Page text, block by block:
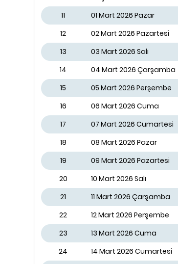
11
01 Mart 2026 Pazar
12
02 Mart 2026 Pazartesi
13
03 Mart 2026 Salı
14
04 Mart 2026 Çarşamba
15
05 Mart 2026 Perşembe
16
06 Mart 2026 Cuma
17
07 Mart 2026 Cumartesi
18
08 Mart 2026 Pazar
19
09 Mart 2026 Pazartesi
20
10 Mart 2026 Salı
21
11 Mart 2026 Çarşamba
22
12 Mart 2026 Perşembe
23
13 Mart 2026 Cuma
24
14 Mart 2026 Cumartesi